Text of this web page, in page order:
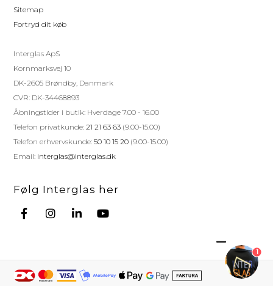
Sitemap
Fortryd dit køb
Interglas ApS
Kornmarksvej 10
DK-2605 Brøndby, Danmark
CVR: DK-34468893
Åbningstider i butik: Hverdage 7.00 - 16.00
Telefon privatkunde:21 21 63 63 (9.00-15.00)
Telefon erhvervskunde:50 10 15 20 (9.00-15.00)
Email: interglas@interglas.dk
Følg Interglas her
1